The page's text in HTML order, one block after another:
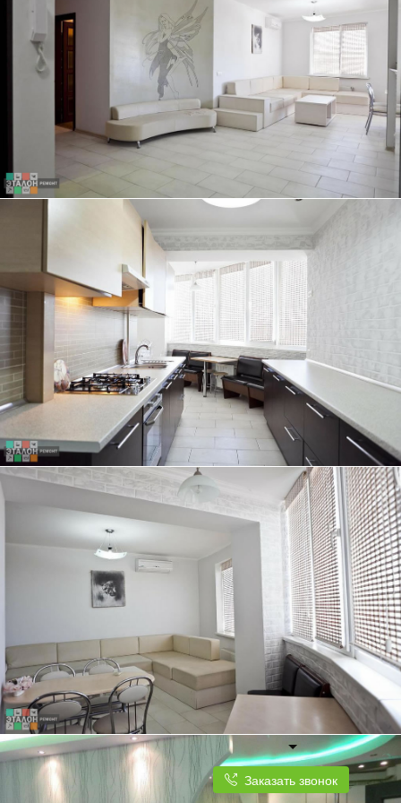
ТРЕХКОМНАТНАЯ КВАРТИРА, 84 КВ.М.
ЭКСКЛЮЗИВНЫЙ ДИЗАЙН-ПРОЕКТ ГОСТИНОЙ - НАША ГОРДОСТЬ
ТРЕХКОМНАТНАЯ КВАРТИРА, 84 КВ.М.
КУХНЯ ПОД ЕДИНОЙ СТОЛЕШНИЦЕЙ ОТЛИЧНО ГАРМОНИРУЕТ С
ДИЗАЙНОМ КВАРТИРЫ
ТРЕХКОМНАТНАЯ КВАРТИРА, 84 КВ.М.
КУХНЯ ПЛАВНО ПЕРЕХОДИТ В СВЕТЛУЮ И ПРОСТОРНУЮ ГОСТИНУЮ
Заказать звонок